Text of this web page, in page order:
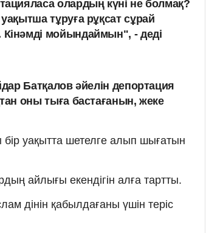
олардың күні не болмақ?
тұруға рұқсат сұрай
мойындаймын", - деді
Батқалов әйелін депортация
оны тыға бастағанын, жеке
уақытта шетелге алып шығатын
айлығы екендігін алға тартты.
дінін қабылдағаны үшін теріс